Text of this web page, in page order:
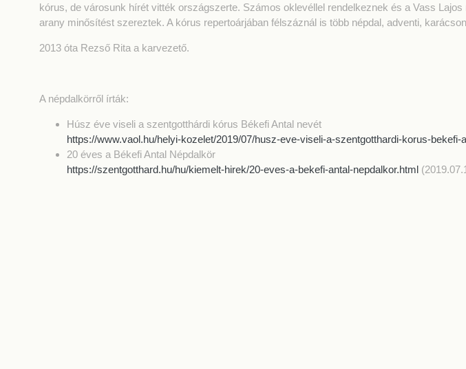
kórus, de városunk hírét vitték országszerte. Számos oklevéllel rendelkeznek és a Vass
arany minősítést szereztek. A kórus repertoárjában félszáznál is több népdal, adventi,
2013 óta Rezső Rita a karvezető.
A népdalkörről írták:
Húsz éve viseli a szentgotthárdi kórus Békefi Antal nevét
https://www.vaol.hu/helyi-kozelet/2019/07/husz-eve-viseli-a-szentgotthardi-korus-bekefi-
20 éves a Békefi Antal Népdalkör
https://szentgotthard.hu/hu/kiemelt-hirek/20-eves-a-bekefi-antal-nepdalkor.html